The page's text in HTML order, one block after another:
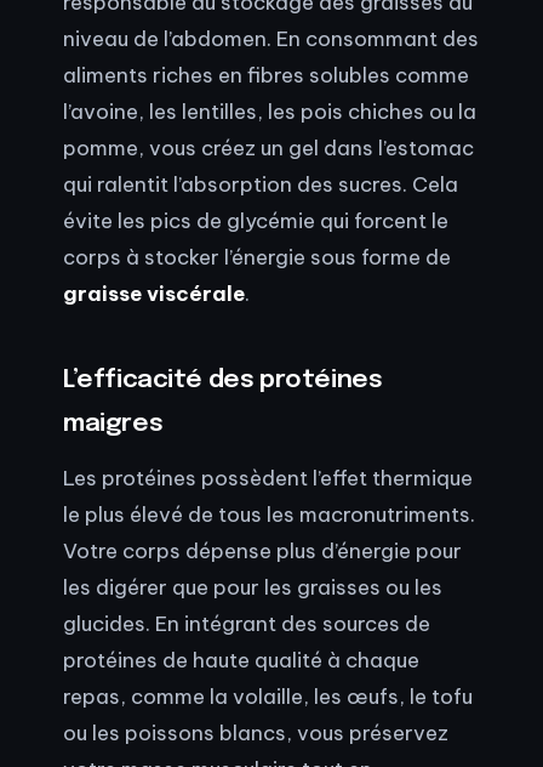
niveau de l’abdomen. En consommant des
aliments riches en fibres solubles comme
l’avoine, les lentilles, les pois chiches ou la
pomme, vous créez un gel dans l’estomac
qui ralentit l’absorption des sucres. Cela
évite les pics de glycémie qui forcent le
corps à stocker l’énergie sous forme de
graisse viscérale.
L’efficacité des protéines
maigres
Les protéines possèdent l’effet thermique
le plus élevé de tous les macronutriments.
Votre corps dépense plus d’énergie pour
les digérer que pour les graisses ou les
glucides. En intégrant des sources de
protéines de haute qualité à chaque
repas, comme la volaille, les œufs, le tofu
ou les poissons blancs, vous préservez